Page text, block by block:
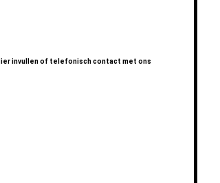
invullen of telefonisch contact met ons